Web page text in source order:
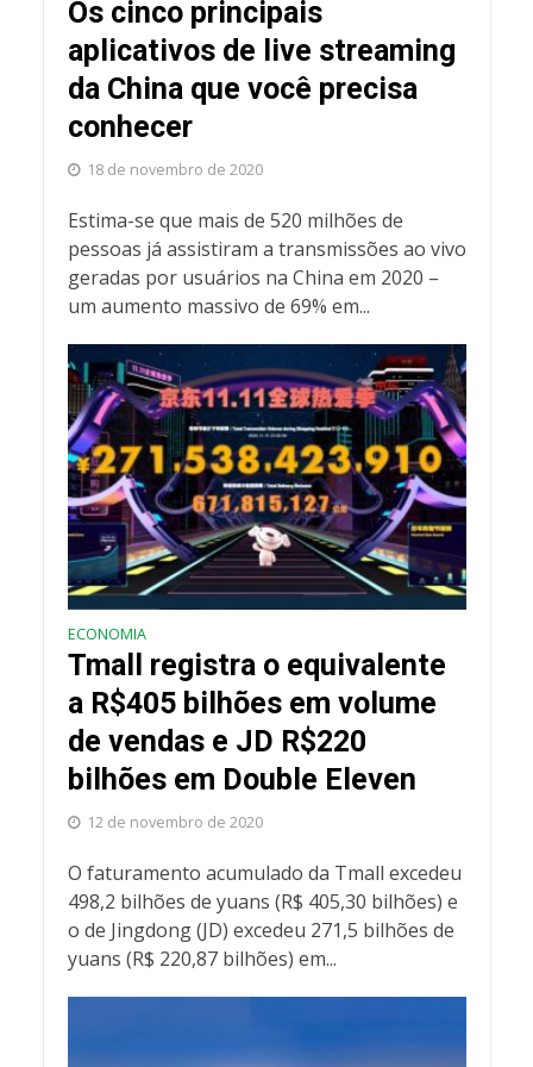
Os cinco principais
aplicativos de live streaming
da China que você precisa
conhecer
18 de novembro de 2020
Estima-se que mais de 520 milhões de
pessoas já assistiram a transmissões ao vivo
geradas por usuários na China em 2020 –
um aumento massivo de 69% em...
ECONOMIA
Tmall registra o equivalente
a R$405 bilhões em volume
de vendas e JD R$220
bilhões em Double Eleven
12 de novembro de 2020
O faturamento acumulado da Tmall excedeu
498,2 bilhões de yuans (R$ 405,30 bilhões) e
o de Jingdong (JD) excedeu 271,5 bilhões de
yuans (R$ 220,87 bilhões) em...